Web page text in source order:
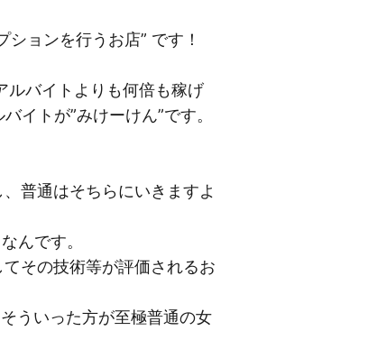
ョンを行うお店” です！
ルバイトよりも何倍も稼げ
イトが”みけーけん”です。
普通はそちらにいきますよ
んです。
その技術等が評価されるお
ういった方が至極普通の女